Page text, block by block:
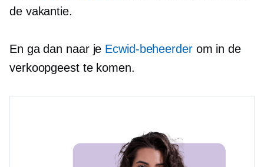
de vakantie.
En ga dan naar je Ecwid-beheerderom in de
verkoopgeest te komen.